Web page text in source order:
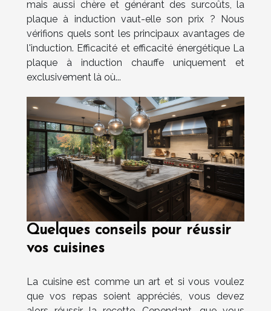
mais aussi chère et générant des surcoûts, la
plaque à induction vaut-elle son prix ? Nous
vérifions quels sont les principaux avantages de
l'induction. Efficacité et efficacité énergétique La
plaque à induction chauffe uniquement et
exclusivement là où...
Quelques conseils pour réussir
vos cuisines
La cuisine est comme un art et si vous voulez
que vos repas soient appréciés, vous devez